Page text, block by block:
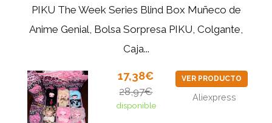
PIKU The Week Series Blind Box Muñeco de
Anime Genial, Bolsa Sorpresa PIKU, Colgante,
Caja...
17,38€
28,97€
disponible
VER PRODUCTO
Aliexpress